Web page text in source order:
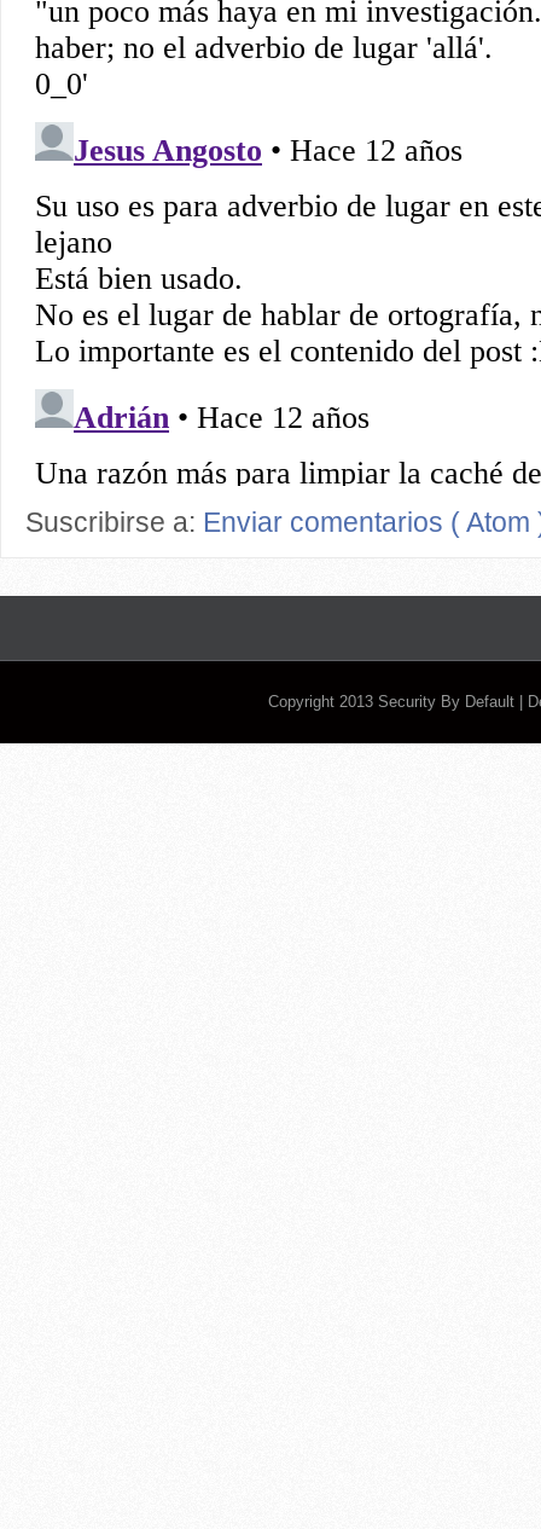
Suscribirse a: Enviar comentarios ( Atom
Copyright 2013 Security By Default |